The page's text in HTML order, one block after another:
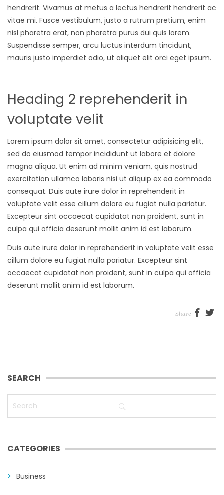
hendrerit. Vivamus at metus a lectus hendrerit hendrerit ac
vitae mi. Fusce vestibulum, justo a rutrum pretium, enim
nisl pharetra erat, non pharetra purus dui quis lorem.
Suspendisse semper, arcu luctus interdum tincidunt,
mauris justo imperdiet odio, ut aliquet elit orci eget ipsum.
Heading 2 reprehenderit in
voluptate velit
Lorem ipsum dolor sit amet, consectetur adipisicing elit,
sed do eiusmod tempor incididunt ut labore et dolore
magna aliqua. Ut enim ad minim veniam, quis nostrud
exercitation ullamco laboris nisi ut aliquip ex ea commodo
consequat. Duis aute irure dolor in reprehenderit in
voluptate velit esse cillum dolore eu fugiat nulla pariatur.
Excepteur sint occaecat cupidatat non proident, sunt in
culpa qui officia deserunt mollit anim id est laborum.
Duis aute irure dolor in reprehenderit in voluptate velit esse
cillum dolore eu fugiat nulla pariatur. Excepteur sint
occaecat cupidatat non proident, sunt in culpa qui officia
deserunt mollit anim id est laborum.
Share
SEARCH
CATEGORIES
Business